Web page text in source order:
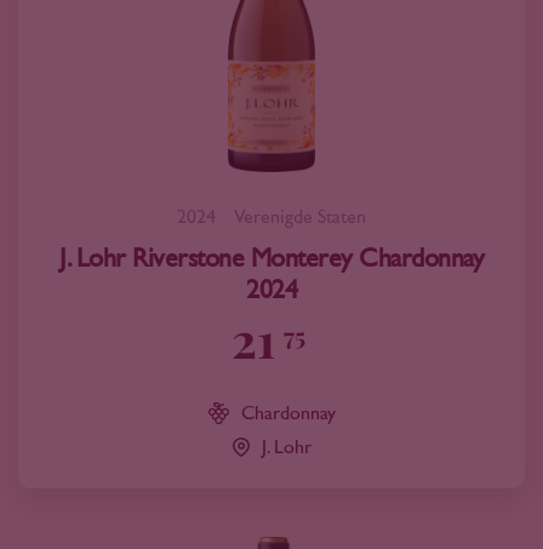
2024 Verenigde Staten
J. Lohr Riverstone Monterey Chardonnay
2024
21 75
Chardonnay
J. Lohr